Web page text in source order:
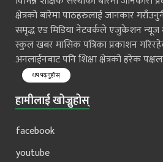
क्षेत्रको बारेमा पाठहरुलाई जानकार
समृद्ध एड मिडिया नेटवर्कले एजुकेशन न्यूज
स्कुल खबर मासिक पत्रिका प्रकाशन
अनलाईनबाट पनि शिक्षा क्षेत्रको हरेक
थप पढ्नुहोस्
हामीलाई खोज्नुहोस्
facebook
youtube